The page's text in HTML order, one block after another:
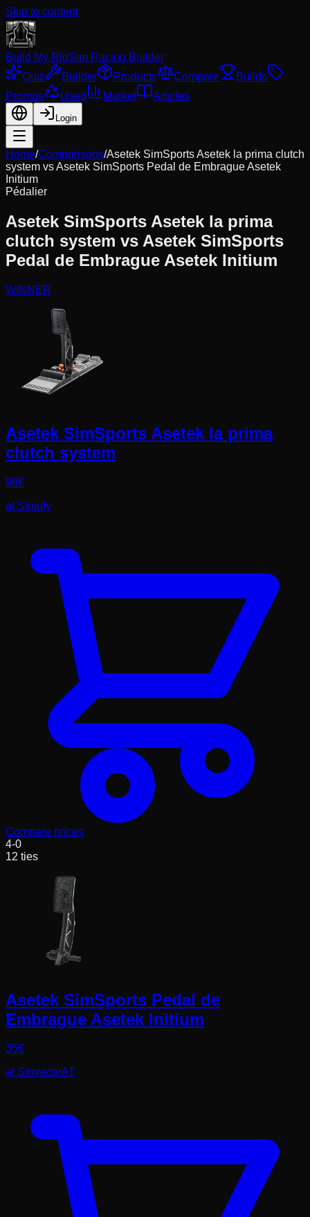
Skip to content
Build My RigSim Racing Builder
Quiz
Builder Products Compare
Builds
Promos
Used Market Articles
Login
Home/Comparisons/Asetek SimSports Asetek la prima clutch
system vsAsetek SimSports Pedal de Embrague Asetek
Initium
Pédalier
Asetek SimSports Asetek la prima
clutch system vs Asetek SimSports
Pedal de Embrague Asetek Initium
WINNER
Asetek SimSports Asetek la prima
clutch system
98€
at Simufy
Compare prices
4-0
12 ties
Asetek SimSports Pedal de
Embrague Asetek Initium
35€
at SimracerAT